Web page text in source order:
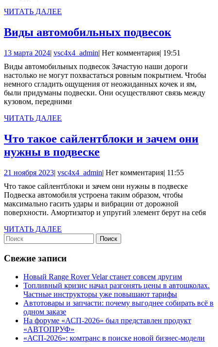
ЧИТАТЬ ДАЛЕЕ
Виды автомобильных подвесок
подвесок
13 марта 202413
2024
| vsc4x4_adminvsc4x4_admin
| Нет комментария| 19:51
Виды автомобильных подвесок Зачастую наши дороги
настолько не могут похвастаться ровным покрытием. Чтобы
немного сгладить ощущения от неожиданных кочек и ям,
были придуманы подвески. Они осуществляют связь между
кузовом, передними
ЧИТАТЬ ДАЛЕЕ
Что такое сайлентблоки и зачем они
нужны в подвеске
сайлентблоки
и
зачем
они
в
21 ноября 202321
2023
| vsc4x4_adminvsc4x4_admin
| Нет комментария| 11:55
Что такое сайлентблоки и зачем они нужны в подвеске
Подвеска автомобиля устроена таким образом, чтобы
максимально гасить удары и вибрации от дорожной
поверхности. Амортизатор и упругий элемент берут на себя
ЧИТАТЬ ДАЛЕЕ
Найти:
Свежие записи
Новый Range Rover Velar станет совсем другим
Топливный кризис начал разгонять цены в автошколах.
Частные инструкторы уже повышают тарифы
Автотовары и запчасти: почему выгоднее собирать всё в
одном заказе
На форуме «АСП-2026» был представлен продукт
«АВТОПРУФ»
«АСП-2026»: комтранс в поиске новой бизнес-модели